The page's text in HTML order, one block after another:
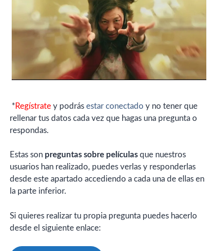
* Regístrate y podrás estar conectado y no tener que
rellenar tus datos cada vez que hagas una pregunta o
respondas.
Estas son preguntas sobre películas que nuestros
usuarios han realizado, puedes verlas y responderlas
desde este apartado accediendo a cada una de ellas en
la parte inferior.
Si quieres realizar tu propia pregunta puedes hacerlo
desde el siguiente enlace: